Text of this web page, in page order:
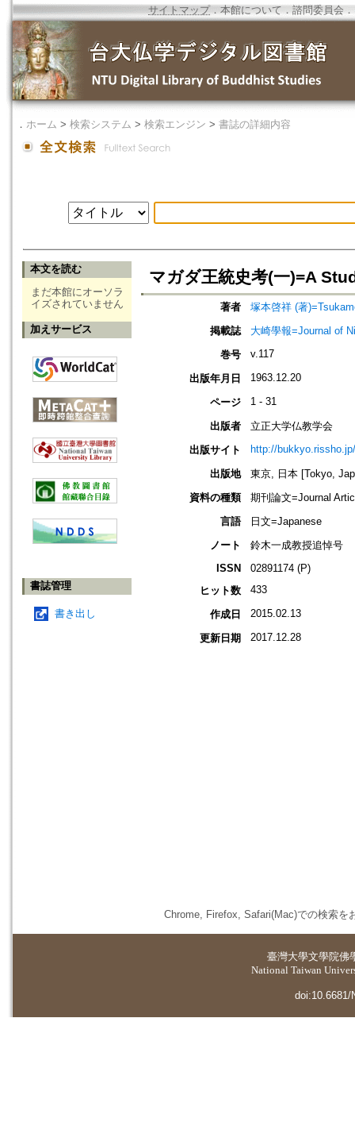
サイトマップ．本館について ． 諮問委員会 ．
． ホーム > 検索システム > 検索エンジン > 書誌の詳細内容
本文を読む
まだ本館にオーソラ
イズされていません
加えサービス
書誌管理
書き出し
マガダ王統史考(一)=A
著者
塚本啓祥 (著
掲載誌
大崎學報=Journal of
巻号
v.117
出版年月日 1963.12.20
ページ 1 - 31
出版者
立正大学仏教学会
出版サイト
http://
出版地
東京, 日本 [Tokyo,
資料の種類
期刊論文=Journal
言語
日文=Japanese
ノート
鈴木一成教授追悼号
ISSN
02891174 (P)
ヒット数
433
作成日 2015.02.13
更新日期 2017.12.28
Chrome, Firefox, Safari(Mac)での検索を
臺灣大學文學院佛
National Taiwan
doi:10.6681/